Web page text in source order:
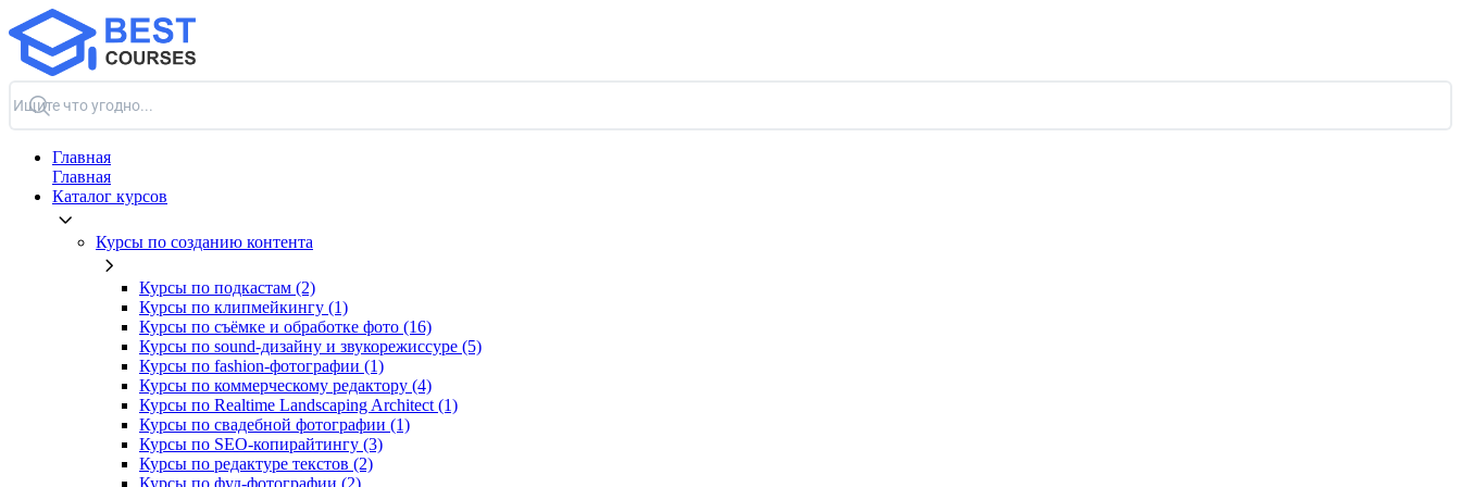
Главная
Главная
Каталог курсов
Курсы по созданию контента
Курсы по подкастам (2)
Курсы по клипмейкингу (1)
Курсы по съёмке и обработке фото (16)
Курсы по sound-дизайну и звукорежиссуре (5)
Курсы по fashion-фотографии (1)
Курсы по коммерческому редактору (4)
Курсы по Realtime Landscaping Architect (1)
Курсы по свадебной фотографии (1)
Курсы по SEO-копирайтингу (3)
Курсы по редактуре текстов (2)